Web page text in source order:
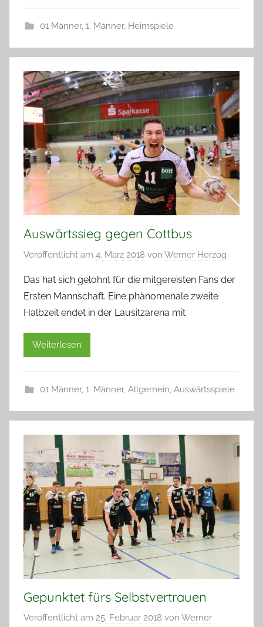
01 Männer, 1. Männer, Heimspiele
Auswärtssieg gegen Cottbus
Veröffentlicht am 4. März 2018 von Werner Herzog
Das hat sich gelohnt für die mitgereisten Fans der
Ersten Mannschaft. Eine phänomenale zweite
Halbzeit endet in der Lausitzarena mit
Weiterlesen
01 Männer, 1. Männer, Allgemein, Auswärtsspiele
Gepunktet fürs Selbstvertrauen
Veröffentlicht am 25. Februar 2018 von Werner